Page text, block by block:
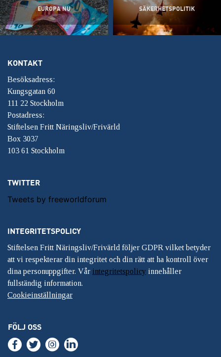
EUROPA NU SÄKERHETSPOLITIK
KONTAKT
Besöksadress:
Kungsgatan 60
111 22 Stockholm
Postadress:
Stiftelsen Fritt Näringsliv/Frivärld
Box 3037
103 61 Stockholm
TWITTER
Tweets by freeworldforum
INTEGRITETSPOLICY
Stiftelsen Fritt Näringsliv/Frivärld följer GDPR vilket betyder
att vi respekterar din integritet och din rätt att ha kontroll över
dina personuppgifter. Vår integritetspolicy innehåller
fullständig information.
Cookieinställningar
FÖLJ OSS